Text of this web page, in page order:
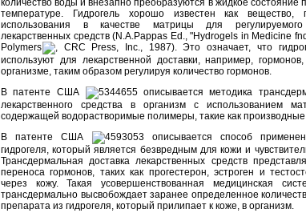
количество воды и внезапно преобразуются в жидкое состояние
температуре. Гидрогель хорошо известен как вещество,
использования в качестве матрицы для регулируемого
лекарственных средств (N.A.Pappas Ed., "Hydrogels in Medicine
Polymers
, CRC Press, Inc., 1987). Это означает, что
используют для лекарственной доставки, например,
организме, таким образом регулируя количество гормонов.
В патенте США
5344655 описывается методика
лекарственного средства в организм с использованием
содержащей водорастворимые полимеры, такие как
В патенте США
4593053 описывается способ
гидрогеля, который является безвредным для кожи и
Трансдермальная доставка лекарственных средств
переноса гормонов, таких как прогестерон, эстроген и
через кожу. Такая усовершенствованная медицинская
трансдермально высвобождает заранее определенное
препарата из гидрогеля, который прилипает к коже, в организм.